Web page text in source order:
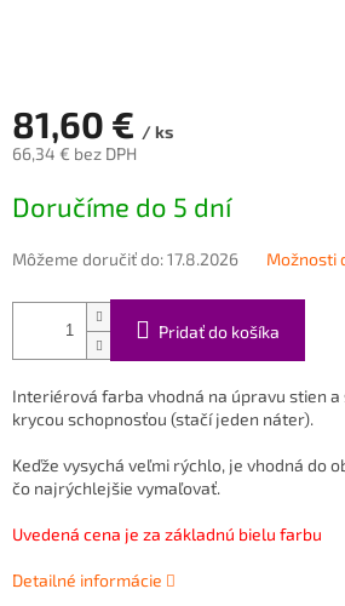
81,60 € / ks
66,34 € bez DPH
cena:
Doručíme do 5 dní
Môžeme doručiť do:17.8.2026 Možnosti
Pridať do košíka
Interiérová farba vhodná na úpravu stien
krycou schopnosťou (stačí jeden náter).
Keďže vysychá veľmi rýchlo, je vhodná do
čo najrýchlejšie vymaľovať.
Uvedená cena je za základnú bielu farbu
Detailné informácie